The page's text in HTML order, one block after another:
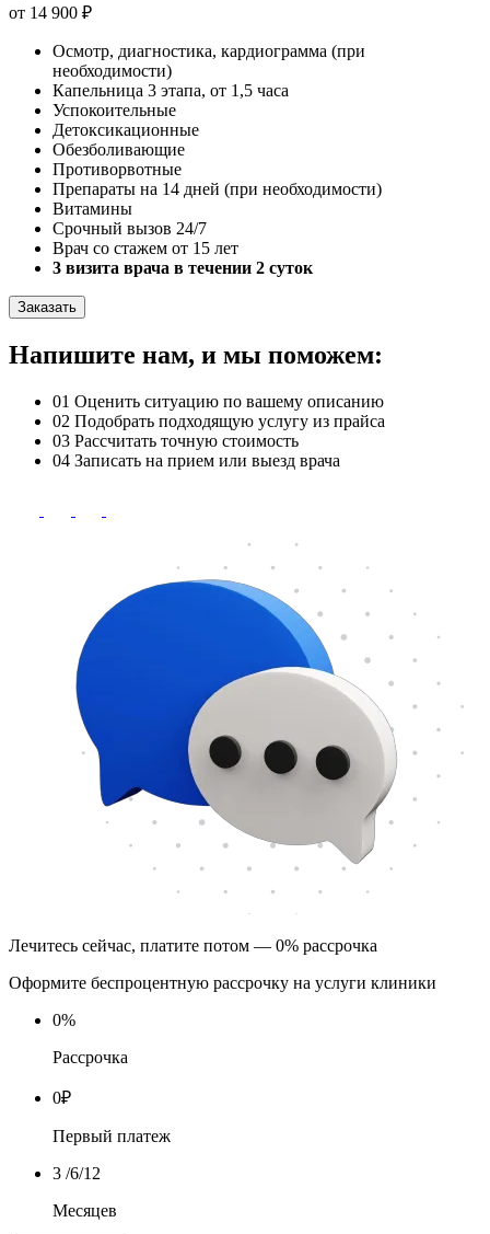
от 14 900 ₽
Осмотр, диагностика, кардиограмма (при
необходимости)
Капельница 3 этапа, от 1,5 часа
Успокоительные
Детоксикационные
Обезболивающие
Противорвотные
Препараты на 14 дней (при необходимости)
Витамины
Срочный вызов 24/7
Врач со стажем от 15 лет
3 визита врача в течении 2 суток
Заказать
Напишите нам, и мы поможем:
01 Оценить ситуацию по вашему описанию
02 Подобрать подходящую услугу из прайса
03 Рассчитать точную стоимость
04 Записать на прием или выезд врача
Лечитесь сейчас, платите потом — 0% рассрочка
Оформите беспроцентную рассрочку на услуги клиники
0%
Рассрочка
0₽
Первый платеж
3 /6/12
Месяцев